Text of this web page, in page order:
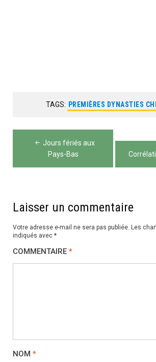
TAGS: PREMIÈRES DYNASTIES
Navigation
Jours fériés aux
Pays-Bas
Laisser un commentaire
Votre adresse e-mail ne sera pas publiée. Les
indiqués avec *
COMMENTAIRE *
NOM *